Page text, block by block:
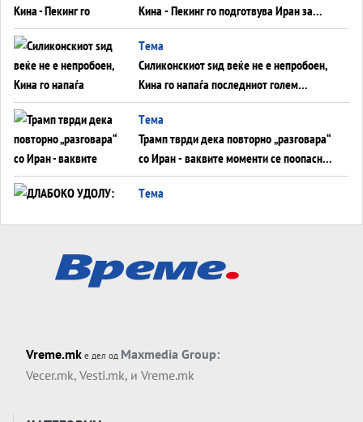
Кина - Пекинг го подготвува Иран за
американска копнена инвазија
Tема
Силиконскиот ѕид веќе не е непробоен,
Кина го напаѓа последниот голем
монопол на Западот?
Tема
Трамп тврди дека повторно „разговара“
со Иран - ваквите моменти се поопасни
од отворените закани
Tема
Tема
АТОМСКО ДОМИНО НА БЛИСКИОТ
ОД ШАХЕД ДО СВЕТСКА ВОЈНА?
Обвинувањето кон Русија го поврзува
Vreme.mk е дел од Maxmedia Group:
Vecer.mk, Vesti.mk, и Vreme.mk